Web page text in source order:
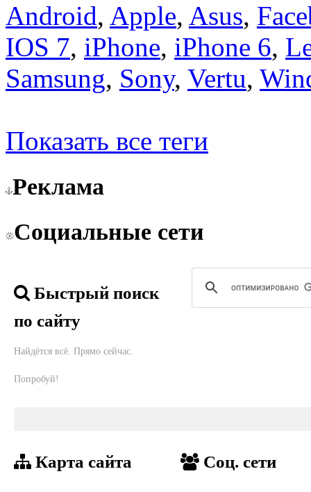
Android, Apple, Asus,
IOS 7, iPhone, iPhone 6,
Samsung, Sony, Vertu,
Показать все теги
Реклама
Социальные сети
Быстрый поиск
по сайту
Найдётся всё. Прямо сейчас.
Попробуй!
Карта сайта Соц. сети